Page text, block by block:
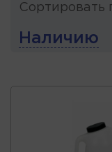
Сортировать
Наличию